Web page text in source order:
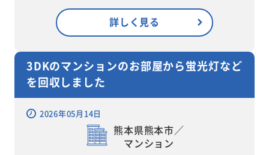
詳しく見る
3DKのマンションのお部屋から蛍光灯など
を回収しました
2026年05月14日
熊本県熊本市／
マンション